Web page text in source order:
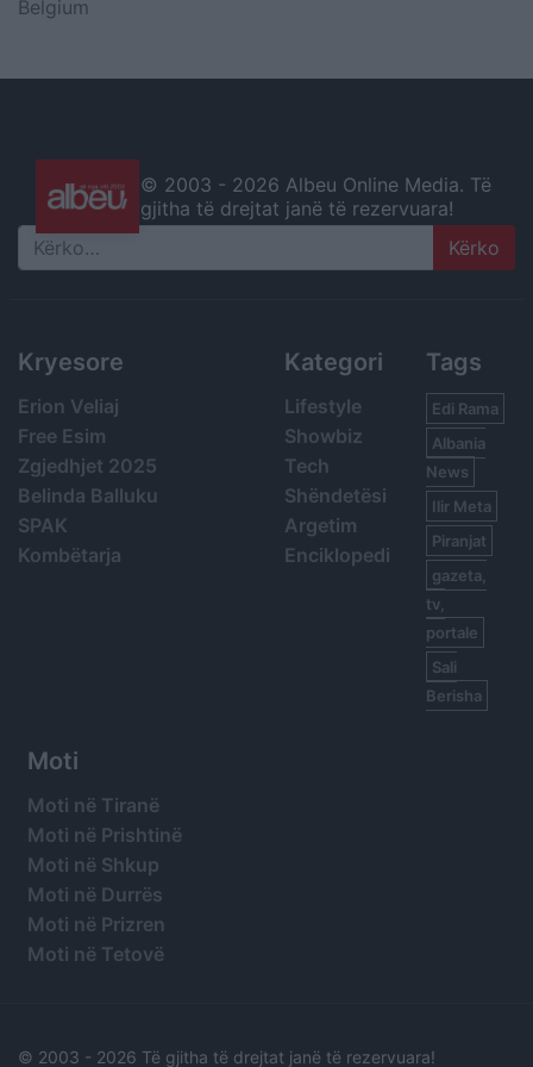
Belgium
© 2003 - 2026 Albeu Online Media. Të
gjitha të drejtat janë të rezervuara!
Search
Kryesore
Erion Veliaj
Free Esim
Zgjedhjet 2025
Belinda Balluku
SPAK
Kombëtarja
Kategori
Lifestyle
Showbiz
Tech
Shëndetësi
Argetim
Enciklopedi
Tags
Edi Rama
Albania
News
Ilir Meta
Piranjat
gazeta,
tv,
portale
Sali
Berisha
Moti
Moti në Tiranë
Moti në Prishtinë
Moti në Shkup
Moti në Durrës
Moti në Prizren
Moti në Tetovë
© 2003 - 2026 Të gjitha të drejtat janë të rezervuara!